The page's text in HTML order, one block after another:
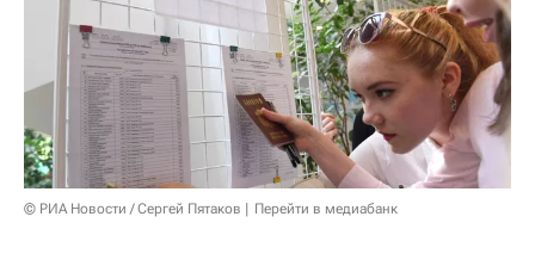
© РИА Новости / Сергей Пятаков Перейти в медиабанк